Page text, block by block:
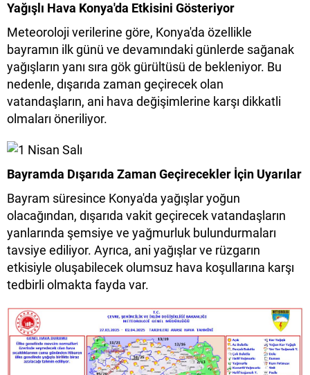
Yağışlı Hava Konya'da Etkisini Gösteriyor
Meteoroloji verilerine göre, Konya'da özellikle
bayramın ilk günü ve devamındaki günlerde sağanak
yağışların yanı sıra gök gürültüsü de bekleniyor. Bu
nedenle, dışarıda zaman geçirecek olan
vatandaşların, ani hava değişimlerine karşı dikkatli
olmaları öneriliyor.
Bayramda Dışarıda Zaman Geçirecekler İçin Uyarılar
Bayram süresince Konya'da yağışlar yoğun
olacağından, dışarıda vakit geçirecek vatandaşların
yanlarında şemsiye ve yağmurluk bulundurmaları
tavsiye ediliyor. Ayrıca, ani yağışlar ve rüzgarın
etkisiyle oluşabilecek olumsuz hava koşullarına karşı
tedbirli olmakta fayda var.